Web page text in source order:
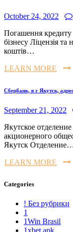
October 24, 2022
Погашення
бізнесу Ліцензія
коштів…
LEARN MORE
Сбербанк, в г Якутск,
September 21, 2022
Якутское
акционерного
Якутск
LEARN MORE
Categories
! Без рубрики
1
1Win Brasil
1xbet apk